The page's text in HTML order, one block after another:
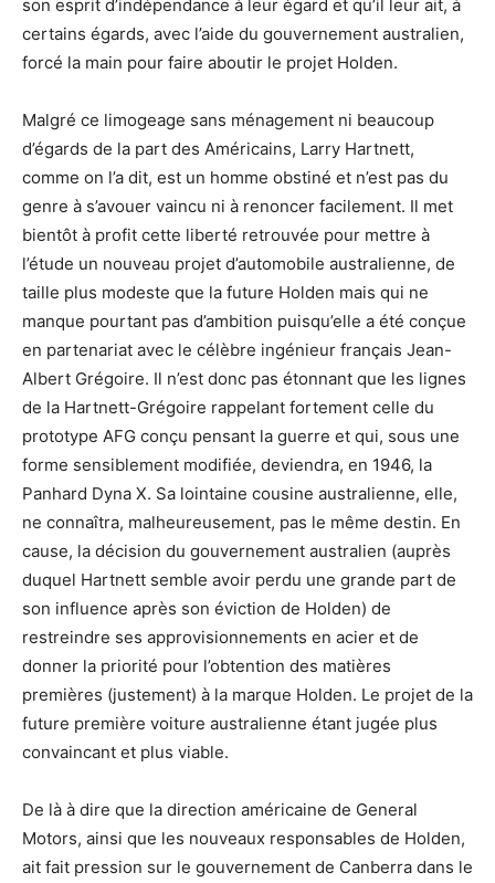
son esprit d’indépendance à leur égard et qu’il leur ait, à
certains égards, avec l’aide du gouvernement australien,
forcé la main pour faire aboutir le projet Holden.
Malgré ce limogeage sans ménagement ni beaucoup
d’égards de la part des Américains, Larry Hartnett,
comme on l’a dit, est un homme obstiné et n’est pas du
genre à s’avouer vaincu ni à renoncer facilement. Il met
bientôt à profit cette liberté retrouvée pour mettre à
l’étude un nouveau projet d’automobile australienne, de
taille plus modeste que la future Holden mais qui ne
manque pourtant pas d’ambition puisqu’elle a été conçue
en partenariat avec le célèbre ingénieur français Jean-
Albert Grégoire. Il n’est donc pas étonnant que les lignes
de la Hartnett-Grégoire rappelant fortement celle du
prototype AFG conçu pensant la guerre et qui, sous une
forme sensiblement modifiée, deviendra, en 1946, la
Panhard Dyna X. Sa lointaine cousine australienne, elle,
ne connaîtra, malheureusement, pas le même destin. En
cause, la décision du gouvernement australien (auprès
duquel Hartnett semble avoir perdu une grande part de
son influence après son éviction de Holden) de
restreindre ses approvisionnements en acier et de
donner la priorité pour l’obtention des matières
premières (justement) à la marque Holden. Le projet de la
future première voiture australienne étant jugée plus
convaincant et plus viable.
De là à dire que la direction américaine de General
Motors, ainsi que les nouveaux responsables de Holden,
ait fait pression sur le gouvernement de Canberra dans le